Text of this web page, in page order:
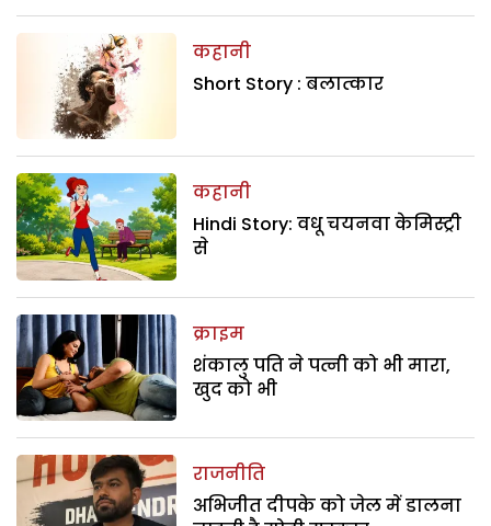
कहानी
Short Story : बलात्कार
कहानी
Hindi Story: वधू चयनवा केमिस्ट्री
से
क्राइम
शंकालु पति ने पत्नी को भी मारा,
खुद को भी
राजनीति
अभिजीत दीपके को जेल में डालना